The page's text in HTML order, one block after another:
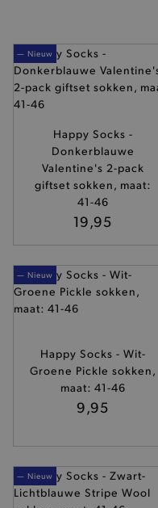
— Nieuw
Happy Socks -
Donkerblauwe
Valentine's 2-pack
giftset sokken, maat:
41-46
19,95
— Nieuw
Happy Socks - Wit-
Groene Pickle sokken,
maat: 41-46
9,95
— Nieuw